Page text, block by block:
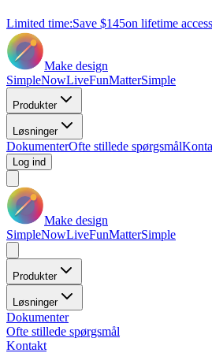
Limited time:Save $145on lifetime access
Make design
SimpleNowLiveFunMatterSimple
Produkter
Løsninger
DokumenterOfte stillede spørgsmål
Log ind
Make design
SimpleNowLiveFunMatterSimple
Produkter
Løsninger
Dokumenter
Ofte stillede spørgsmål
Kontakt